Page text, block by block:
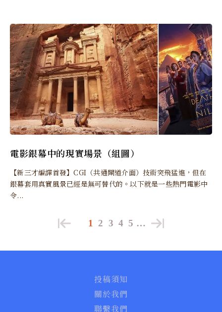
電影銀幕中的現實場景（組圖）
【新三才編譯首發】CGI（共通閘道介面）技術突飛猛進，但在
銀幕套用真實風景已經是無可替代的。以下就是一些熱門電影中
令...
1 2 3 4 5 …
投稿須知
關於我們
聯繫我們